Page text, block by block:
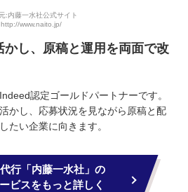
:内藤一水社公式サイト
http://www.naito.jp/
かし、原稿と運用を両面で改
認定ゴールドパートナーです。
かし、応募状況を見ながら原稿と配
たい企業に向きます。
行「内藤一水社」の
ビスをもっと詳しく